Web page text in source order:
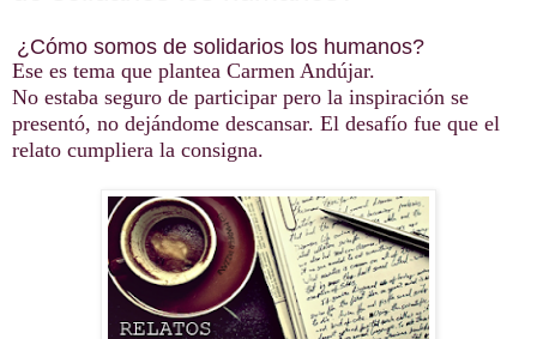
¿Cómo somos de solidarios los humanos?
Ese es tema que plantea Carmen Andújar.
No estaba seguro de participar pero la inspiración se
presentó, no dejándome descansar. El desafío fue que el
relato cumpliera la consigna.